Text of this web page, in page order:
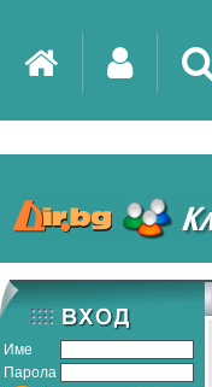
Име
Парола